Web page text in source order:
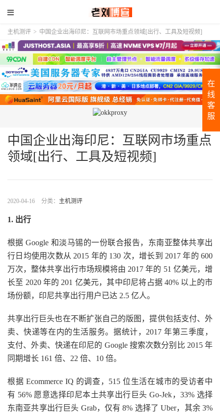
主机测评 > 中国企业出海印尼：互联网市场重点领域[出行、工具及短视频]
中国企业出海印尼：互联网市场重点
领域[出行、工具及短视频]
2020-04-16 分类： 主机测评
1. 出行
根据 Google 和淡马锡的一份联合报告，东南亚整体共享出
行日均使用次数从 2015 年的 130 次，增长到 2017 年的 600
万次，整体共享出行市场规模将由 2017 年的 51 亿美元，增
长至 2020 年的 201 亿美元，其中印尼将占据 40% 以上的市
场份额，印尼共享出行用户已达 2.5 亿人。
共享出行巨头也在不断扩张自己的版图，提供包括支付、外
卖、快递等在内的生活服务。据统计，2017 年第三季度，
支付、外卖、快递在印尼的 Google 搜索次数分别比 2015 年
同期增长 161 倍、22 倍、10 倍。
根据 Ecommerce IQ 的调查，515 位生活在城市的受访者中
有 56% 愿意选择印尼本土共享出行巨头 Go-Jek，33% 选择
东南亚共享出行巨头 Grab，仅有 8% 选择了 Uber，其余 3%
在
线
客
服